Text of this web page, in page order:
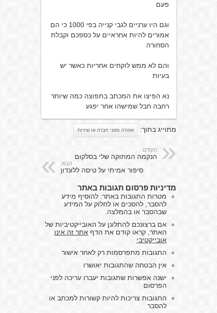
פעם
וגם היו ערניים לגבי קנייה בפי 1000 כי הם
אמורים להיות אחראיים על כספכם וקבלת
הסחורה
והם לא ממש לוקחים אחריות כאשר יש
בעיות
נא הפיצו את המכתב בתפוצה כמה שיותר
רחבה חבל שמישהו אחר יפגע
מתוייג בתוך: אזהרה מפני חברה או שירות
הקודם:
הנקמה המתוקה שלי בסלקום
הבא:
סיפור אמיתי על טיסה ללונדון
מדיניות פרסום תגובות באתר
מטרות התגובות באתר: להוסיף מידע
להסבר, להסכים או לחלוק על המידע
שבהסבר או בהמלצה.
אם ברצונכם להתלונן על האובייקטיביות של
האתר, קראו קודם את הדף אתר זה אינו
אובייקטיבי
התגובות מתפרסמות רק לאחר אישור
אין הבטחה שהתגובות יאושרו
ישנה אפשרות שתגובות יעברו עריכה לפני
הפרסום
התגובות צריכות להיות קשורות למכתב או
להסבר